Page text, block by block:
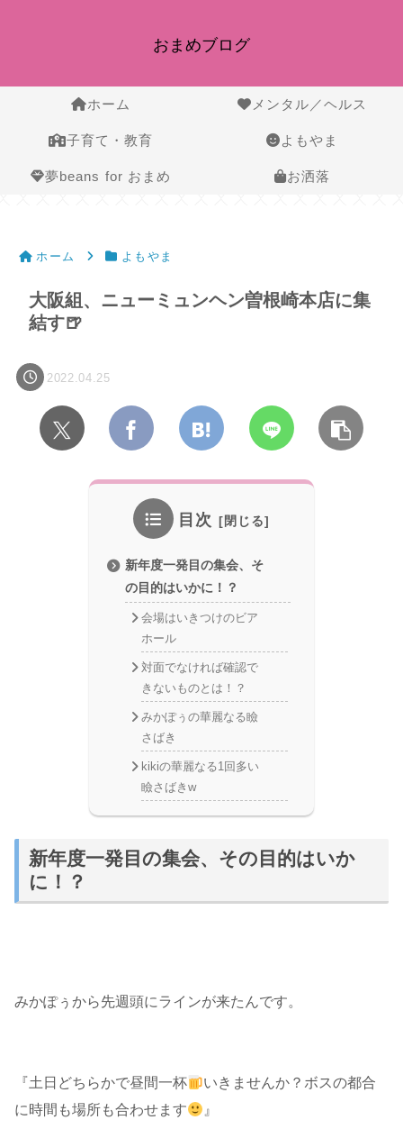
おまめブログ
ホーム メンタル／ヘルス
子育て・教育 よもやま
夢beans for おまめ お洒落
ホーム よもやま
大阪組、ニューミュンヘン曽根崎本店に集
結す🍺
2022.04.25
目次
新年度一発目の集会、そ
の目的はいかに！？
会場はいきつけのビア
ホール
対面でなければ確認で
きないものとは！？
みかぽぅの華麗なる瞼
さばき
kikiの華麗なる1回多い
瞼さばきw
新年度一発目の集会、その目的はいか
に！？
みかぽぅから先週頭にラインが来たんです。
『土日どちらかで昼間一杯
いきませんか？ボスの都合
に時間も場所も合わせます
』